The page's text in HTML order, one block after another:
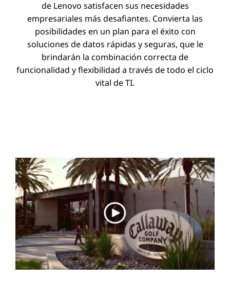
de Lenovo satisfacen sus necesidades
empresariales más desafiantes. Convierta las
posibilidades en un plan para el éxito con
soluciones de datos rápidas y seguras, que le
brindarán la combinación correcta de
funcionalidad y flexibilidad a través de todo el ciclo
vital de TI.